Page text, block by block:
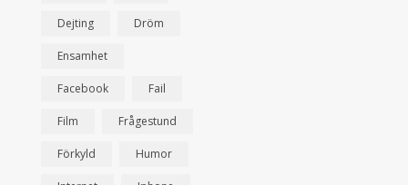
Dejting Dröm
Ensamhet
Facebook Fail
Film Frågestund
Förkyld Humor